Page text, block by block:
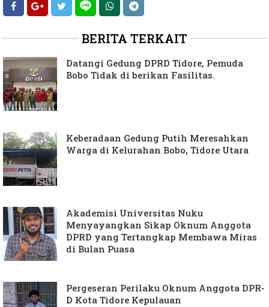
BERITA TERKAIT
Datangi Gedung DPRD Tidore, Pemuda
Bobo Tidak di berikan Fasilitas.
Keberadaan Gedung Putih Meresahkan
Warga di Kelurahan Bobo, Tidore Utara
Akademisi Universitas Nuku
Menyayangkan Sikap Oknum Anggota
DPRD yang Tertangkap Membawa Miras
di Bulan Puasa
Pergeseran Perilaku Oknum Anggota DPR-
D Kota Tidore Kepulauan